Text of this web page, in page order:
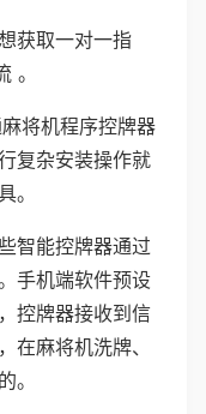
获取一对一指
。
将机程序控牌器
复杂安装操作就
。
智能控牌器通过
手机端软件预设
控牌器接收到信
在麻将机洗牌、
。